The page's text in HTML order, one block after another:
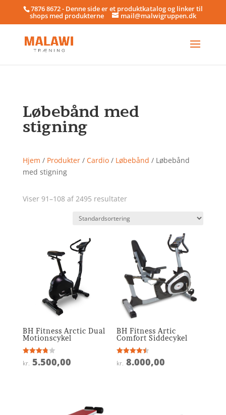
7876 8672 - Denne side er et produktkatalog og linker til
shops med produkterne mail@malwigruppen.dk
Løbebånd med
stigning
Hjem / Produkter/ Cardio/ Løbebånd / Løbebånd
med stigning
Viser 91–108 af 2495 resultater
BH Fitness Arctic Dual
Motionscykel
Vurderet
3.8
kr. 5.500,00
BH Fitness Artic
Comfort Siddecykel
Vurderet
4.5
kr. 8.000,00